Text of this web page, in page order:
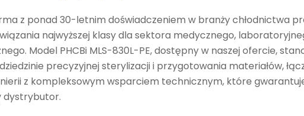
z ponad 30-letnim doświadczeniem w branży chłodnictwa
najwyższej klasy dla sektora medycznego,
Model PHCBi MLS-830L-PE, dostępny w naszej ofercie,
precyzyjnej sterylizacji i przygotowania materiałów,
z kompleksowym wsparciem technicznym, które
dystrybutor.